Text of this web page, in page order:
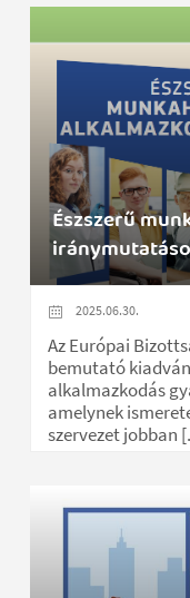
Észszerű
2025.06.30.
Az Európai
bemutató
alkalmazkodás
amelynek
szervezet jobban